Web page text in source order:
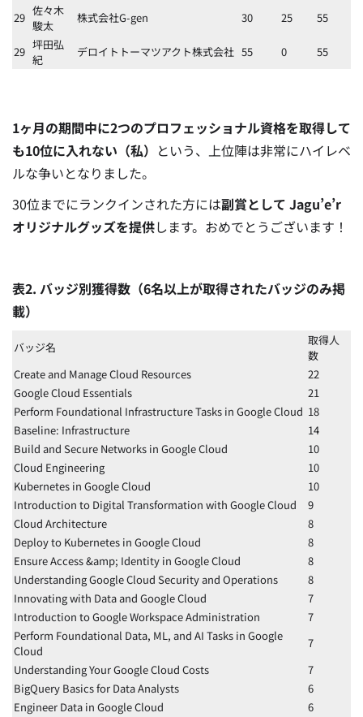
29 佐々木
駿太
株式会社G-gen 30 25 55
29 坪田弘
紀
デロイトトーマツアクト株式会社 55 0 55
1ヶ月の期間中に2つのプロフェッショナル資格を取得して
も10位に入れない（私） という、上位陣は非常にハイレベ
ルな争いとなりました。
30位までにランクインされた方には副賞として Jagu’e’r
オリジナルグッズを提供します。おめでとうございます！
表2. バッジ別獲得数（6名以上が取得されたバッジのみ掲
載）
バッジ名
取得人
数
Create and Manage Cloud Resources
22
Google Cloud Essentials
21
Perform Foundational Infrastructure Tasks in Google Cloud 18
Baseline: Infrastructure
14
Build and Secure Networks in Google Cloud
10
Cloud Engineering
10
Kubernetes in Google Cloud
10
Introduction to Digital Transformation with Google Cloud
9
Cloud Architecture
8
Deploy to Kubernetes in Google Cloud
8
Ensure Access &amp; Identity in Google Cloud
8
Understanding Google Cloud Security and Operations
8
Innovating with Data and Google Cloud
7
Introduction to Google Workspace Administration
7
Perform Foundational Data, ML, and AI Tasks in Google
Cloud
7
Understanding Your Google Cloud Costs
7
BigQuery Basics for Data Analysts
6
Engineer Data in Google Cloud
6